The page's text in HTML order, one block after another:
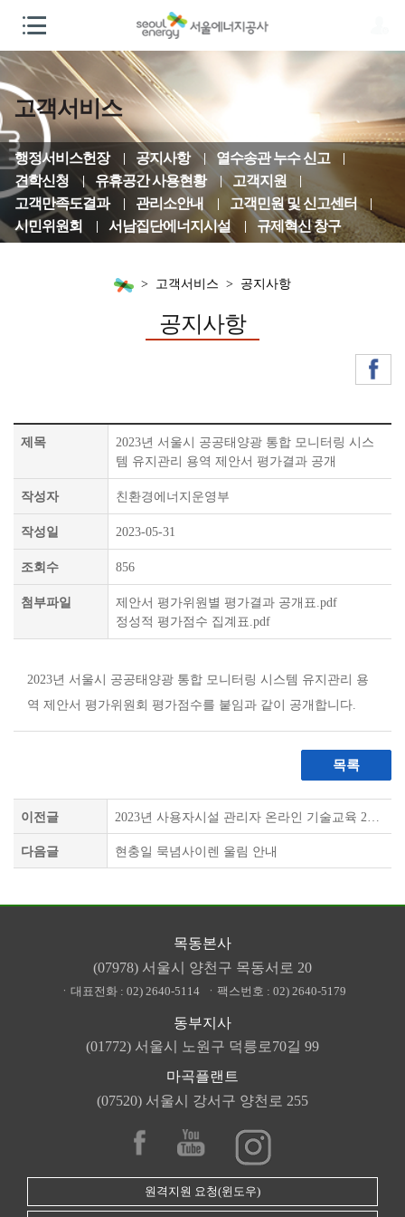
고객서비스
행정서비스헌장 공지사항
열수송관 누수 신고
견학신청
유휴공간 사용현황
고객지원
고객만족도결과
관리소안내
고객민원 및 신고센터
시민위원회
서남집단에너지시설 규제혁신 창구
고객서비스 공지사항
공지사항
제목
2023년 서울시 공공태양광 통합 모니터링 시스
템 유지관리 용역 제안서 평가결과 공개
작성자 친환경에너지운영부
작성일 2023-05-31
조회수 856
첨부파일
제안서 평가위원별 평가결과 공개표.pdf
정성적 평가점수 집계표.pdf
2023년 서울시 공공태양광 통합 모니터링 시스템 유지관리 용
역 제안서 평가위원회 평가점수를 붙임과 같이 공개합니다.
목록
이전글
다음글 현충일 묵념사이렌 울림 안내
목동본사
(07978) 서울시 양천구 목동서로 20
ㆍ대표전화 : 02) 2640-5114 ㆍ팩스번호 : 02) 2640-5179
동부지사
(01772) 서울시 노원구 덕릉로70길 99
마곡플랜트
(07520) 서울시 강서구 양천로 255
원격지원 요청(윈도우)